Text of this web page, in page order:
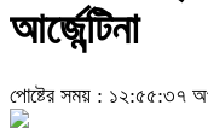
আর্জেন্টিনা
পোষ্টের সময় : ১২:৫৫:৩৭